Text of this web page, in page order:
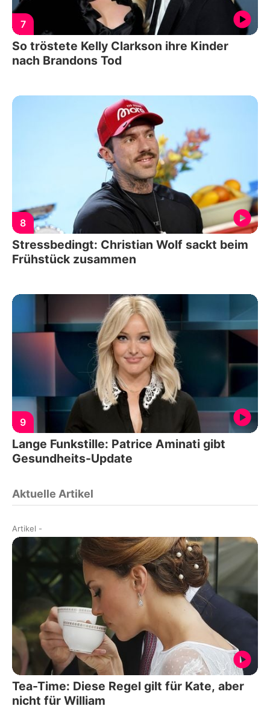
7
So tröstete Kelly Clarkson ihre Kinder
nach Brandons Tod
8
Stressbedingt: Christian Wolf sackt beim
Frühstück zusammen
9
Lange Funkstille: Patrice Aminati gibt
Gesundheits-Update
Aktuelle Artikel
Artikel -
Tea-Time: Diese Regel gilt für Kate, aber
nicht für William